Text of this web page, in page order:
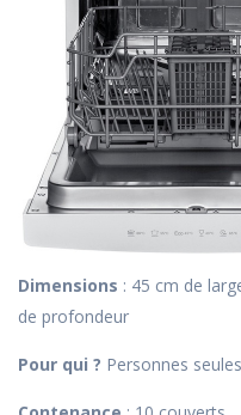
Dimensions : 45 cm de
de profondeur
Pour qui ? Personnes